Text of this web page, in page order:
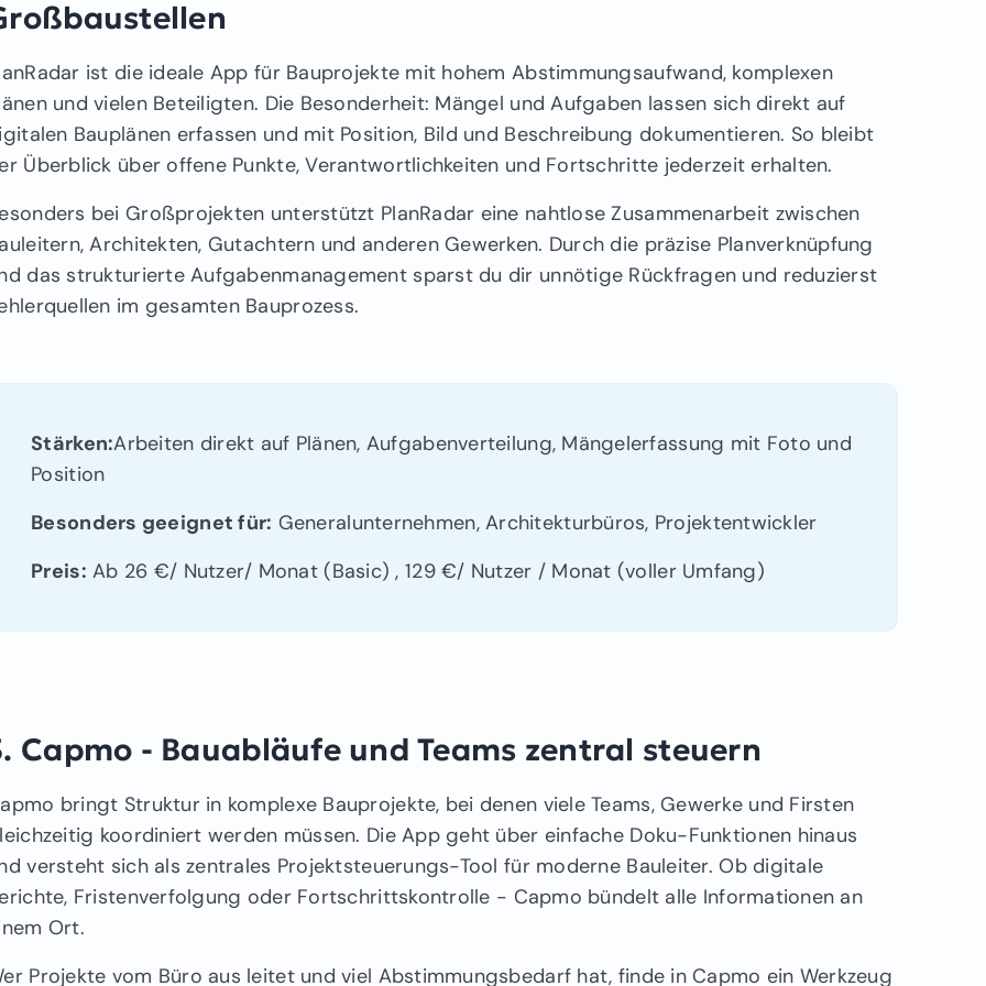
ist die ideale App für Bauprojekte mit hohem Abstimmungsaufwand, komplexen
und vielen Beteiligten. Die Besonderheit: Mängel und Aufgaben lassen sich direkt auf
Bauplänen erfassen und mit Position, Bild und Beschreibung dokumentieren. So bleibt
Überblick über offene Punkte, Verantwortlichkeiten und Fortschritte jederzeit erhalten.
bei Großprojekten unterstützt PlanRadar eine nahtlose Zusammenarbeit zwischen
Architekten, Gutachtern und anderen Gewerken. Durch die präzise Planverknüpfung
das strukturierte Aufgabenmanagement sparst du dir unnötige Rückfragen und reduzierst
im gesamten Bauprozess.
Stärken:Arbeiten direkt auf Plänen, Aufgabenverteilung, Mängelerfassung mit Foto und
Position
Besonders geeignet für: Generalunternehmen, Architekturbüros, Projektentwickler
Preis: Ab 26 €/ Nutzer/ Monat (Basic) , 129 €/ Nutzer / Monat (voller Umfang)
Capmo - Bauabläufe und Teams zentral steuern
bringt Struktur in komplexe Bauprojekte, bei denen viele Teams, Gewerke und Firsten
koordiniert werden müssen. Die App geht über einfache Doku-Funktionen hinaus
versteht sich als zentrales Projektsteuerungs-Tool für moderne Bauleiter. Ob digitale
Fristenverfolgung oder Fortschrittskontrolle - Capmo bündelt alle Informationen an
Ort.
Projekte vom Büro aus leitet und viel Abstimmungsbedarf hat, finde in Capmo ein Werkzeug